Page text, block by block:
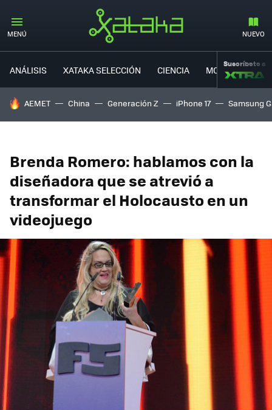
MENÚ NUEVO
ANÁLISIS XATAKA SELECCIÓN CIENCIA MOVILIDAD
Suscríbete a
HOY SE HABLA DE
AEMET China Generación Z iPhone 17 Samsung
Brenda Romero: hablamos con la
diseñadora que se atrevió a
transformar el Holocausto en un
videojuego